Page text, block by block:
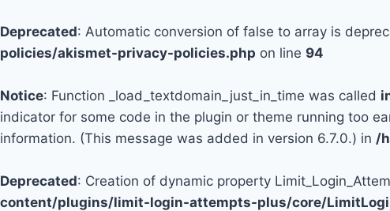
Deprecated: Automatic conversion of false to array is
policies/akismet-privacy-policies.php on line 94
Notice: Function _load_textdomain_just_in_time was called
indicator for some code in the plugin or theme running too
information. (This message was added in version 6.7.0.) in /
Deprecated: Creation of dynamic property
content/plugins/limit-login-attempts-plus/core/